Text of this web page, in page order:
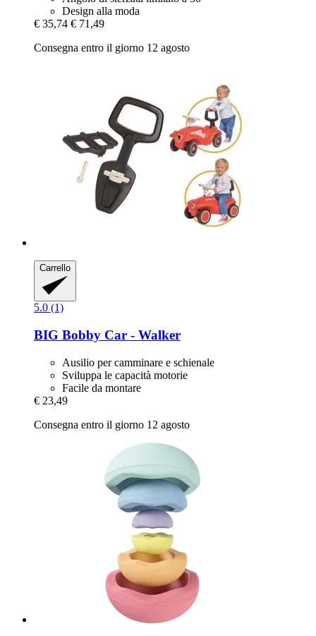
Design alla moda
€ 35,74 € 71,49
Consegna entro il giorno 12 agosto
Carrello
5.0 (1)
BIG Bobby Car -​ Walker
Ausilio per camminare e schienale
Sviluppa le capacità motorie
Facile da montare
€ 23,49
Consegna entro il giorno 12 agosto